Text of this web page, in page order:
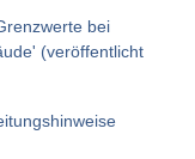
bei
(veröffentlicht